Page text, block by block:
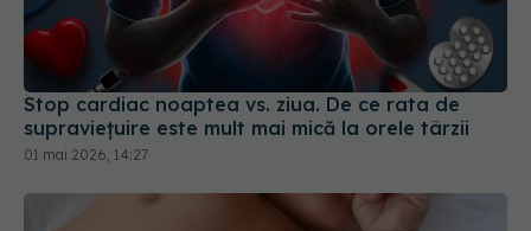
Stop cardiac noaptea vs. ziua. De ce rata de
supraviețuire este mult mai mică la orele târzii
01 mai 2026, 14:27